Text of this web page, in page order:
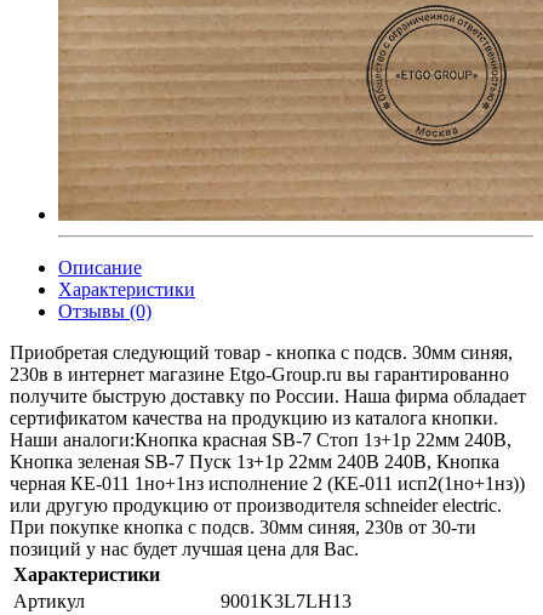
Описание
Характеристики
Отзывы (0)
Приобретая следующий товар - кнопка с подсв. 30мм синяя,
230в в интернет магазине Etgo-Group.ru вы гарантированно
получите быструю доставку по России. Наша фирма обладает
сертификатом качества на продукцию из каталога кнопки.
Наши аналоги:Кнопка красная SВ-7 Стоп 1з+1р 22мм 240В,
Кнопка зеленая SВ-7 Пуск 1з+1р 22мм 240В 240В, Кнопка
черная КЕ-011 1но+1нз исполнение 2 (КЕ-011 исп2(1но+1нз))
или другую продукцию от производителя schneider electric.
При покупке кнопка с подсв. 30мм синяя, 230в от 30-ти
позиций у нас будет лучшая цена для Вас.
Характеристики
Артикул
9001K3L7LH13